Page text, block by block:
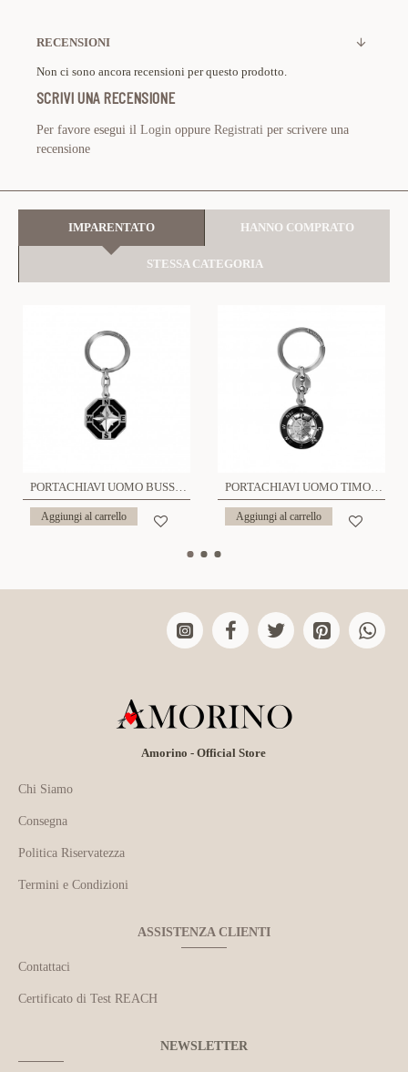
RECENSIONI
Non ci sono ancora recensioni per questo prodotto.
SCRIVI UNA RECENSIONE
Per favore esegui il Login oppure Registrati per scrivere una
recensione
IMPARENTATO HANNO COMPRATO
STESSA CATEGORIA
PORTACHIAVI UOMO BUSSOLA - RD2296E20
Aggiungi al carrello
PORTACHIAVI UOMO TIMONE - RD22116E04
Aggiungi al carrello
Amorino - Official Store
Chi Siamo
Consegna
Politica Riservatezza
Termini e Condizioni
ASSISTENZA CLIENTI
Contattaci
Certificato di Test REACH
NEWSLETTER